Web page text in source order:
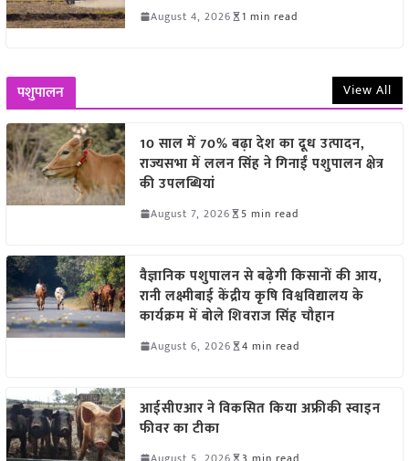
August 4, 2026 1 min read
पशुपालन View All
10 साल में 70% बढ़ा देश का दूध उत्पादन,
राज्यसभा में ललन सिंह ने गिनाईं पशुपालन क्षेत्र
की उपलब्धियां
August 7, 2026 5 min read
वैज्ञानिक पशुपालन से बढ़ेगी किसानों की आय,
रानी लक्ष्मीबाई केंद्रीय कृषि विश्वविद्यालय के
कार्यक्रम में बोले शिवराज सिंह चौहान
August 6, 2026 4 min read
आईसीएआर ने विकसित किया अफ्रीकी स्वाइन
फीवर का टीका